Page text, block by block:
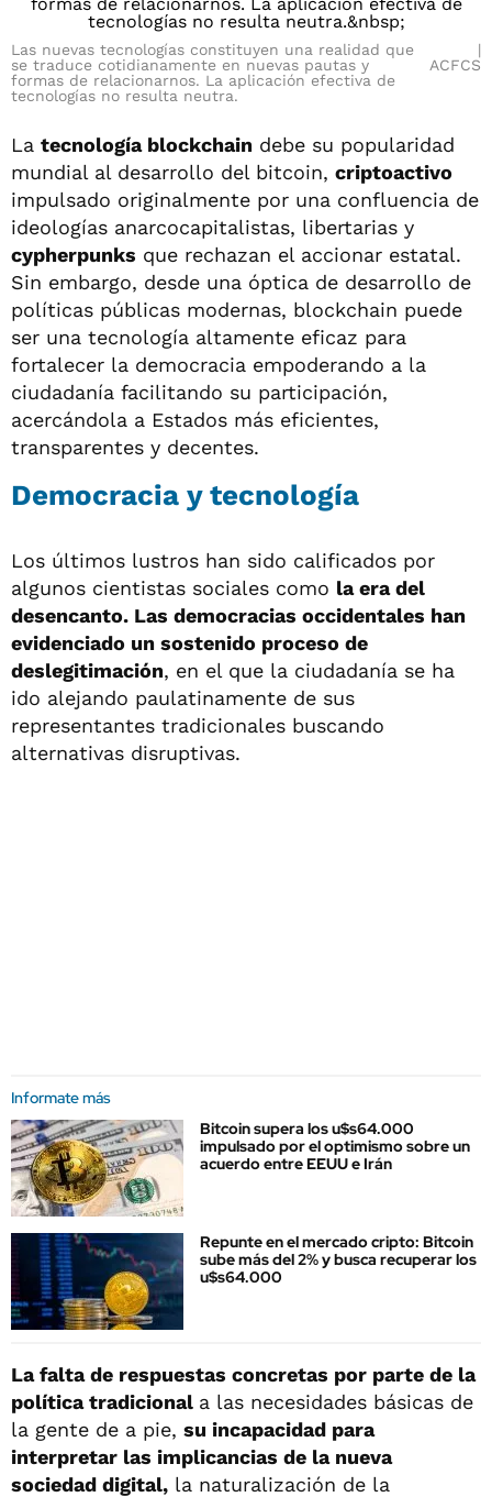
Las nuevas tecnologías constituyen una realidad que
se traduce cotidianamente en nuevas pautas y
formas de relacionarnos. La aplicación efectiva de
tecnologías no resulta neutra.
ACFCS
La tecnología blockchain debe su popularidad
mundial al desarrollo del bitcoin, criptoactivo
impulsado originalmente por una confluencia de
ideologías anarcocapitalistas, libertarias y
cypherpunks que rechazan el accionar estatal.
Sin embargo, desde una óptica de desarrollo de
políticas públicas modernas, blockchain puede
ser una tecnología altamente eficaz para
fortalecer la democracia empoderando a la
ciudadanía facilitando su participación,
acercándola a Estados más eficientes,
transparentes y decentes.
Democracia y tecnología
Los últimos lustros han sido calificados por
algunos cientistas sociales como la era del
desencanto. Las democracias occidentales han
evidenciado un sostenido proceso de
deslegitimación, en el que la ciudadanía se ha
ido alejando paulatinamente de sus
representantes tradicionales buscando
alternativas disruptivas.
Informate más
Bitcoin supera los u$s64.000
impulsado por el optimismo sobre un
acuerdo entre EEUU e Irán
Repunte en el mercado cripto: Bitcoin
sube más del 2% y busca recuperar los
u$s64.000
La falta de respuestas concretas por parte de la
política tradicional a las necesidades básicas de
la gente de a pie, su incapacidad para
interpretar las implicancias de la nueva
sociedad digital, la naturalización de la